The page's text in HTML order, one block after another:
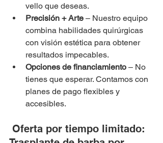
vello que deseas.
Precisión + Arte – Nuestro equipo
combina habilidades quirúrgicas
con visión estética para obtener
resultados impecables.
Opciones de financiamiento – No
tienes que esperar. Contamos con
planes de pago flexibles y
accesibles.